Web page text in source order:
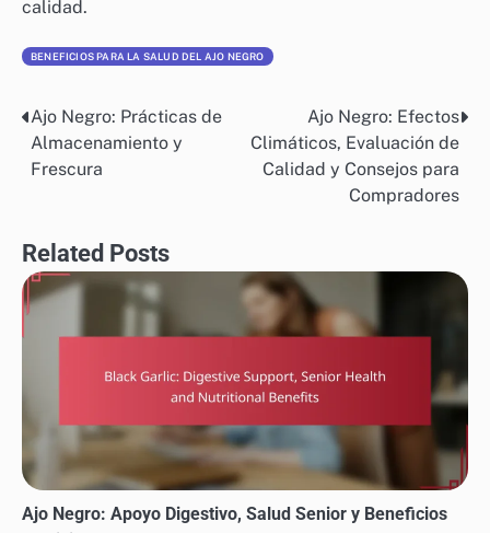
calidad.
BENEFICIOS PARA LA SALUD DEL AJO NEGRO
Post
navigation
Ajo Negro: Prácticas de
Almacenamiento y
Frescura
Ajo Negro: Efectos
Climáticos, Evaluación de
Calidad y Consejos para
Compradores
Related Posts
Ajo Negro: Apoyo Digestivo, Salud Senior y Beneficios